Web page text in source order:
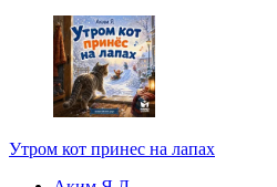
Утром кот принес на лапах